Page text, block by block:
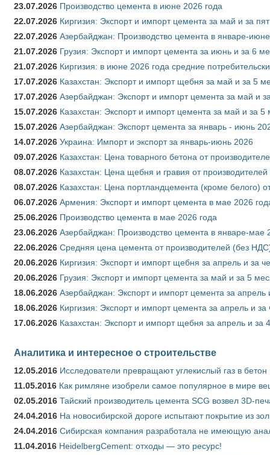
23.07.2026 Производство цемента в июне 2026 года
22.07.2026 Киргизия: Экспорт и импорт цемента за май и за
22.07.2026 Азербайджан: Производство цемента в январе-
21.07.2026 Грузия: Экспорт и импорт цемента за июнь и за 6
21.07.2026 Киргизия: в июне 2026 года средние
17.07.2026 Казахстан: Экспорт и импорт щебня за май и за 5
17.07.2026 Азербайджан: Экспорт и импорт цемента за май и
15.07.2026 Казахстан: Экспорт и импорт цемента за май и за
15.07.2026 Азербайджан: Экспорт цемента за январь - июнь
14.07.2026 Украина: Импорт и экспорт за январь-июнь 2026
09.07.2026 Казахстан: Цена товарного бетона от
08.07.2026 Казахстан: Цена щебня и гравия от
08.07.2026 Казахстан: Цена портландцемента (кроме белого)
06.07.2026 Армения: Экспорт и импорт цемента в мае 2026
25.06.2026 Производство цемента в мае 2026 года
23.06.2026 Азербайджан: Производство цемента в январе-мае
22.06.2026 Средняя цена цемента от производителей (без
20.06.2026 Киргизия: Экспорт и импорт щебня за апрель и за
20.06.2026 Грузия: Экспорт и импорт цемента за май и за 5
18.06.2026 Азербайджан: Экспорт и импорт цемента за
18.06.2026 Киргизия: Экспорт и импорт цемента за апрель и
17.06.2026 Казахстан: Экспорт и импорт щебня за апрель и за
Аналитика и интересное о строительстве
12.05.2016 Исследователи превращают углекислый газ в бетон
11.05.2016 Как римляне изобрели самое популярное в мире
02.05.2016 Тайский производитель цемента SCG возвел 3D-
24.04.2016 На новосибирской дороге испытают покрытие из
24.04.2016 Сибирская компания разработала не имеющую
11.04.2016 HeidelbergCement: отходы — это ресурс!